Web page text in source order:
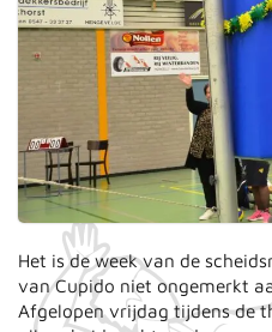
Het is de week van de
van Cupido niet ongemerkt
Afgelopen vrijdag tijdens de